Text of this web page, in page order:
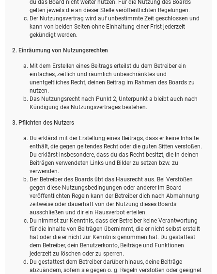
du das Board nicht weiter nutzen. Für die Nutzung des Boards
gelten jeweils die an dieser Stelle veröffentlichten Regelungen.
Der Nutzungsvertrag wird auf unbestimmte Zeit geschlossen und
kann von beiden Seiten ohne Einhaltung einer Frist jederzeit
gekündigt werden.
2. Einräumung von Nutzungsrechten
Mit dem Erstellen eines Beitrags erteilst du dem Betreiber ein
einfaches, zeitlich und räumlich unbeschränktes und
unentgeltliches Recht, deinen Beitrag im Rahmen des Boards zu
nutzen.
Das Nutzungsrecht nach Punkt 2, Unterpunkt a bleibt auch nach
Kündigung des Nutzungsvertrages bestehen.
3. Pflichten des Nutzers
Du erklärst mit der Erstellung eines Beitrags, dass er keine Inhalte
enthält, die gegen geltendes Recht oder die guten Sitten verstoßen.
Du erklärst insbesondere, dass du das Recht besitzt, die in deinen
Beiträgen verwendeten Links und Bilder zu setzen bzw. zu
verwenden.
Der Betreiber des Boards übt das Hausrecht aus. Bei Verstößen
gegen diese Nutzungsbedingungen oder anderer im Board
veröffentlichten Regeln kann der Betreiber dich nach Abmahnung
zeitweise oder dauerhaft von der Nutzung dieses Boards
ausschließen und dir ein Hausverbot erteilen.
Du nimmst zur Kenntnis, dass der Betreiber keine Verantwortung
für die Inhalte von Beiträgen übernimmt, die er nicht selbst erstellt
hat oder die er nicht zur Kenntnis genommen hat. Du gestattest
dem Betreiber, dein Benutzerkonto, Beiträge und Funktionen
jederzeit zu löschen oder zu sperren.
Du gestattest dem Betreiber darüber hinaus, deine Beiträge
abzuändern, sofern sie gegen o. g. Regeln verstoßen oder geeignet